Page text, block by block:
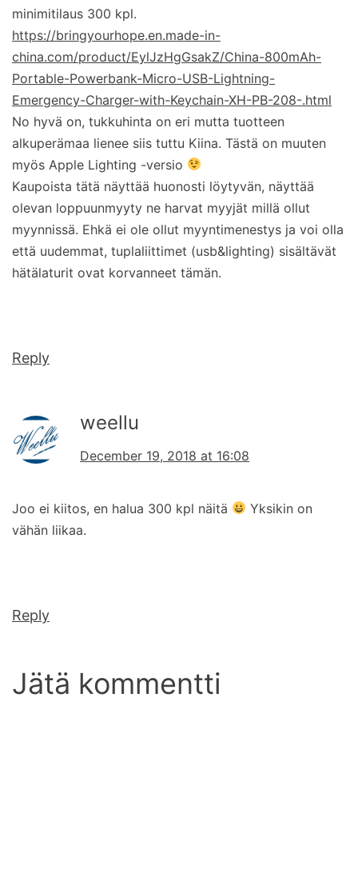
minimitilaus 300 kpl.
https://bringyourhope.en.made-in-
china.com/product/EylJzHgGsakZ/China-800mAh-
Portable-Powerbank-Micro-USB-Lightning-
Emergency-Charger-with-Keychain-XH-PB-208-.html
No hyvä on, tukkuhinta on eri mutta tuotteen
alkuperämaa lienee siis tuttu Kiina. Tästä on muuten
myös Apple Lighting -versio
Kaupoista tätä näyttää huonosti löytyvän, näyttää
olevan loppuunmyyty ne harvat myyjät millä ollut
myynnissä. Ehkä ei ole ollut myyntimenestys ja voi olla
että uudemmat, tuplaliittimet (usb&lighting) sisältävät
hätälaturit ovat korvanneet tämän.
Reply
weellu
December 19, 2018 at 16:08
Joo ei kiitos, en halua 300 kpl näitä
Yksikin on
vähän liikaa.
Reply
Jätä kommentti